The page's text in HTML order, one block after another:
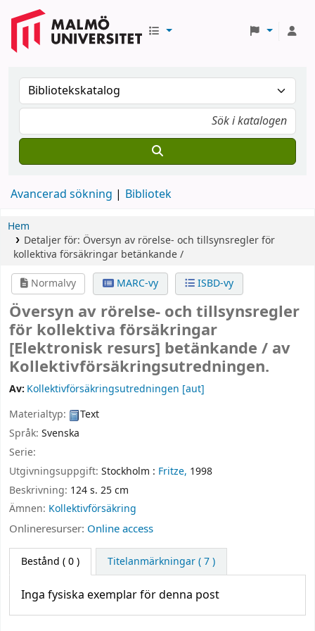
Avancerad sökning Bibliotek
Hem
Detaljer för: Översyn av rörelse- och tillsynsregler för
kollektiva försäkringar betänkande /
Normalvy
MARC-vy ISBD-vy
Översyn av rörelse- och tillsynsregler
för kollektiva försäkringar
[Elektronisk resurs] betänkande / av
Kollektivförsäkringsutredningen.
Av: Kollektivförsäkringsutredningen [aut]
Materialtyp:
Text
Språk: Svenska
Serie:
Utgivningsuppgift: Stockholm : Fritze, 1998
Beskrivning: 124 s. 25 cm
Ämnen: Kollektivförsäkring
Onlineresurser: Online access
Bestånd ( 0 ) Titelanmärkningar ( 7 )
Inga fysiska exemplar för denna post